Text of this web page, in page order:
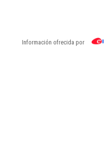
Información ofrecida por